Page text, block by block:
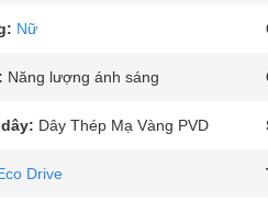
Nữ
Năng lượng ánh sáng
Dây Thép Mạ Vàng PVD
Drive